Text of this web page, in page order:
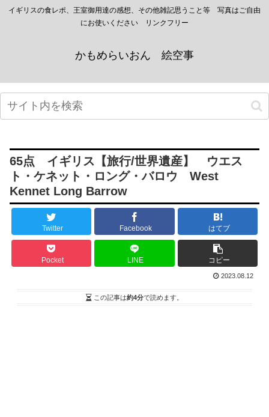
イギリスの食レポ、王室御用達の感想、その他雑記思うこと等 写真はご自由
にお使いください リンクフリー
かもめらいおん 絵空事
65点 イギリス【旅行/世界遺産】 ウエス
ト・ケネット・ロング・バロウ West
Kennet Long Barrow
Twitter Facebook はてブ
Pocket LINE コピー
2023.08.12
この記事は約4分で読めます。